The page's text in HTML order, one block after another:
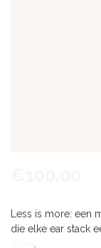
Less is more: een
die elke ear stack